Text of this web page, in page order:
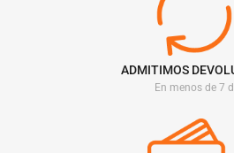
ADMITIMOS
En menos de 7